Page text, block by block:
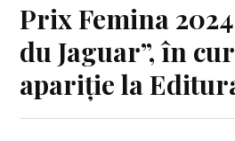
Prix Femina
du Jaguar”, în
apariție la